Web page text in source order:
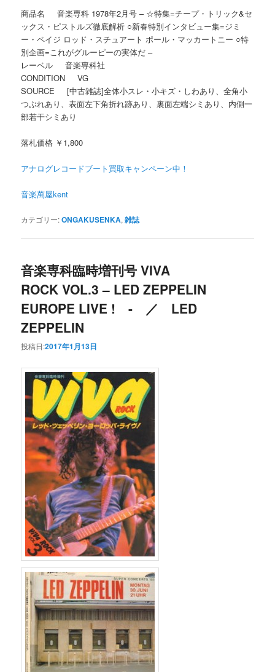
商品名 音楽専科 1978年2月号 – ☆特集=チープ・トリック&セ
ックス・ピストルズ徹底解析 ○新春特別インタビュー集=ジミ
ー・ペイジ ロッド・スチュアート ポール・マッカートニー ○特
別企画=これがグルーピーの実体だ –
レーベル 音楽専科社
CONDITION VG
SOURCE [中古雑誌]全体小スレ・小キズ・しわあり、全角小
つぶれあり、表面左下角折れ跡あり、裏面左端シミあり、内側一
部若干シミあり
落札価格 ￥1,800
アナログレコードブート買取キャンペーン中！
音楽萬屋kent
カテゴリー:ONGAKUSENKA,雑誌
音楽専科臨時増刊号 VIVA
ROCK VOL.3 – LED ZEPPELIN
EUROPE LIVE ! - ／ LED
ZEPPELIN
投稿日:2017年1月13日